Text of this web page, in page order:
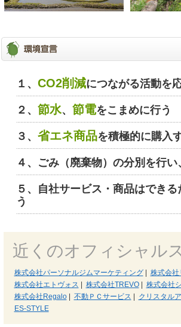
１、 CO2削減につながる活動を
２、 節水、 節電をこまめに行う
３、 省エネ商品を積極的に購入
４、ごみ（廃棄物）の分別を行い
５、自社サービス・商品はできる
う
近くのオフィシャル
株式会社パーソナルジムマーケティング| 株式会社
株式会社エトヴォス
株式会社TREVO| 株式会社
株式会社Regalo| 不動ＰＣサービス クリスタル
ES-STYLE